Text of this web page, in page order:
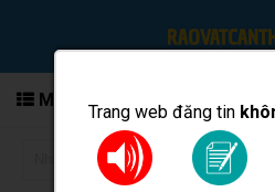
Trang web đăng tin
MENU